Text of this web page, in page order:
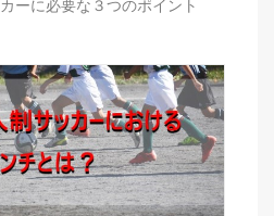
ーに必要な３つのポイント